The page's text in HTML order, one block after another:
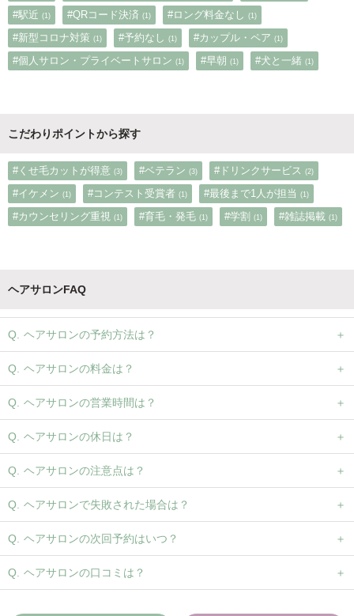
#駅近 (1) #QRコード決済 (1) #ロング料金なし (1)
#新型コロナ対策 (1) #予約なし (1) #カップル・ペア (1)
#個人サロン・プライベートサロン (1) #早朝 (1) #犬と一緒 (1)
こだわりポイントから探す
#くせ毛カットが得意 (3) #ベテラン (3) #ドリンクサービス (2)
#イケメン (1) #コンテスト受賞者 (1) #最後まで1人が担当 (1)
#カウンセリング重視 (1) #育毛・発毛 (1) #学割 (1) #雑誌掲載 (1)
ヘアサロンFAQ
ヘアサロンの予約方法は？
ヘアサロンの料金は？
ヘアサロンの営業時間は？
ヘアサロンの休日は？
ヘアサロンの注意点は？
ヘアサロンで失敗された場合は？
ヘアサロンの次回予約はいつ？
ヘアサロンの口コミは？